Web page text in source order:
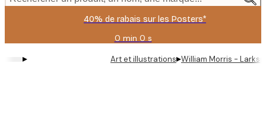
40% de rabais sur les Posters*
0 min 0 s
Valable
jusqu'au
:
▸ Art et illustrations▸William Morris -